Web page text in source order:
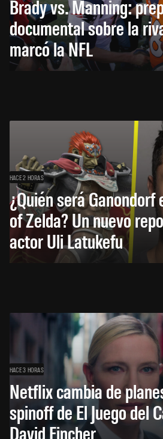
Brady vs. Manning:
documental sobre la
marcó la NFL
HACE 2 HORAS
¿Quién será Ganondorf
of Zelda? Un nuevo
actor Uli Latukefu
HACE 3 HORAS
Netflix cambia de
spinoff de El Juego del
David Fincher